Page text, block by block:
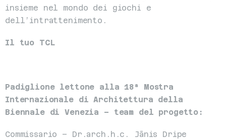
insieme nel mondo dei giochi e
dell’intrattenimento.
Il tuo TCL
Padiglione lettone alla 18ª Mostra
Internazionale di Architettura della
Biennale di Venezia – team del progetto:
Commissario – Dr.arch.h.c. Jānis Dripe